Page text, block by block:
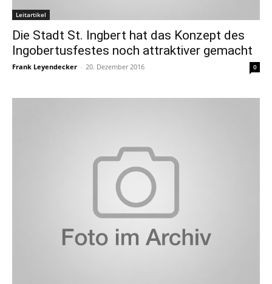
Leitartikel
Die Stadt St. Ingbert hat das Konzept des
Ingobertusfestes noch attraktiver gemacht
Frank Leyendecker - 20. Dezember 2016 0